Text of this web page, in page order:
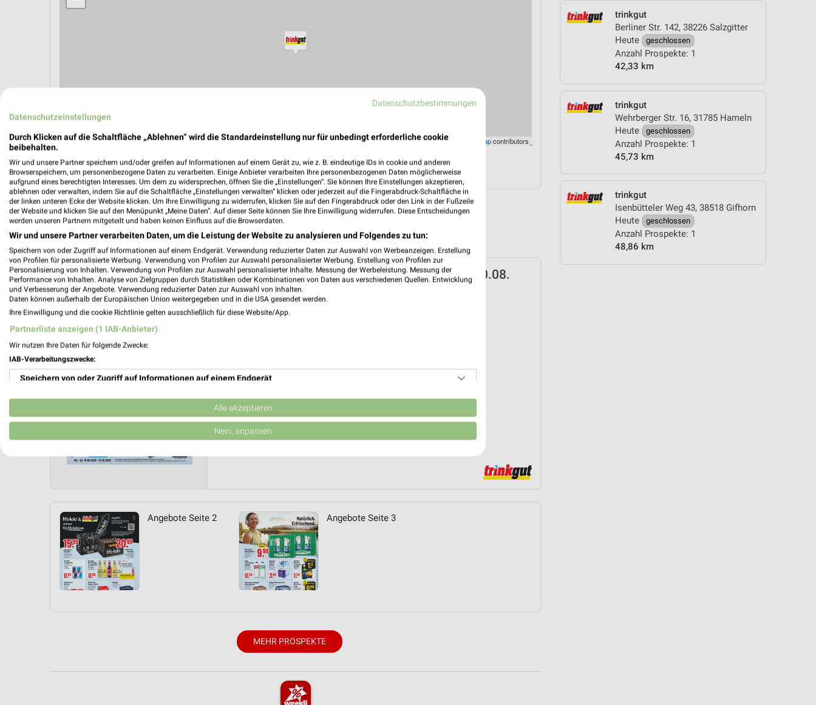
trinkgut
Berliner Str. 142, 38226 Salzgitter
Heute
geschlossen
Anzahl Prospekte: 1
42,33 km
trinkgut
Wehrberger Str. 16, 31785 Hameln
Heute
geschlossen
Anzahl Prospekte: 1
45,73 km
trinkgut
Isenbütteler Weg 43, 38518 Gifhorn
Heute
geschlossen
Anzahl Prospekte: 1
48,86 km
Leaflet|©OpenStreetMapcontributors
ÖPNV ANZEIGEN LADESÄULEN ANZEIGEN NAVIGATION MIT GOOGLE/IOS MAPS
Aktuelle Angebote in dieser Filiale
Anzahl Prospekte: 1
Letztes Prospektupdate: vor 13 Stunden
❯
trinkgut Prospekt für Hannover ab Mo. den 10.08.
Gültig von 10. Aug. bis 15. Aug.
📅 Kalendereintrag erstellen
Angebote Seite 2 Angebote Seite 3
MEHR PROSPEKTE
Datenschutzbestimmungen
Datenschutzeinstellungen
Durch Klicken auf die Schaltfläche „Ablehnen“ wird die Standardeinstellung nur für unbedingt erforderliche cookie
beibehalten.
Wir und unsere Partner speichern und/oder greifen auf Informationen auf einem Gerät zu, wie z. B. eindeutige IDs in cookie und anderen
Browserspeichern, um personenbezogene Daten zu verarbeiten. Einige Anbieter verarbeiten Ihre personenbezogenen Daten möglicherweise
aufgrund eines berechtigten Interesses. Um dem zu widersprechen, öffnen Sie die „Einstellungen“. Sie können Ihre Einstellungen akzeptieren,
ablehnen oder verwalten, indem Sie auf die Schaltfläche „Einstellungen verwalten“ klicken oder jederzeit auf die Fingerabdruck-Schaltfläche in
der linken unteren Ecke der Website klicken. Um Ihre Einwilligung zu widerrufen, klicken Sie auf den Fingerabdruck oder den Link in der Fußzeile
der Website und klicken Sie auf den Menüpunkt „Meine Daten“. Auf dieser Seite können Sie Ihre Einwilligung widerrufen. Diese Entscheidungen
werden unseren Partnern mitgeteilt und haben keinen Einfluss auf die Browserdaten.
Wir und unsere Partner verarbeiten Daten, um die Leistung der Website zu analysieren und Folgendes zu tun:
Speichern von oder Zugriff auf Informationen auf einem Endgerät. Verwendung reduzierter Daten zur Auswahl von Werbeanzeigen. Erstellung
von Profilen für personalisierte Werbung. Verwendung von Profilen zur Auswahl personalisierter Werbung. Erstellung von Profilen zur
Personalisierung von Inhalten. Verwendung von Profilen zur Auswahl personalisierter Inhalte. Messung der Werbeleistung. Messung der
Performance von Inhalten. Analyse von Zielgruppen durch Statistiken oder Kombinationen von Daten aus verschiedenen Quellen. Entwicklung
und Verbesserung der Angebote. Verwendung reduzierter Daten zur Auswahl von Inhalten.
Daten können außerhalb der Europäischen Union weitergegeben und in die USA gesendet werden.
Ihre Einwilligung und die cookie Richtlinie gelten ausschließlich für diese Website/App.
Partnerliste anzeigen (1 IAB-Anbieter)
Wir nutzen Ihre Daten für folgende Zwecke:
IAB-Verarbeitungszwecke:
Speichern von oder Zugriff auf Informationen auf einem Endgerät
Verwendung reduzierter Daten zur Auswahl von Werbeanzeigen
Erstellung von Profilen für personalisierte Werbung
Messung der Werbeleistung
Messung der Performance von Inhalten
Analyse von Zielgruppen durch Statistiken oder Kombinationen von Daten aus verschiedenen
Alle akzeptieren
Nein, anpassen